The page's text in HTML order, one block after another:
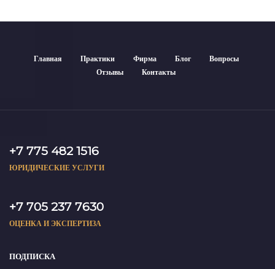
Главная Практики Фирма Блог
Вопросы
Отзывы
Контакты
+7 775 482 1516
ЮРИДИЧЕСКИЕ УСЛУГИ
+7 705 237 7630
ОЦЕНКА И ЭКСПЕРТИЗА
ПОДПИСКА